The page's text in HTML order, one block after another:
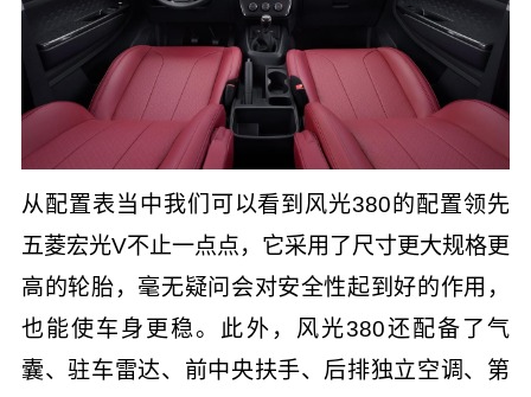
从配置表当中我们可以看到风光380的配置领先
五菱宏光V不止一点点，它采用了尺寸更大规格更
高的轮胎，毫无疑问会对安全性起到好的作用，
也能使车身更稳。此外，风光380还配备了气
囊、驻车雷达、前中央扶手、后排独立空调、第